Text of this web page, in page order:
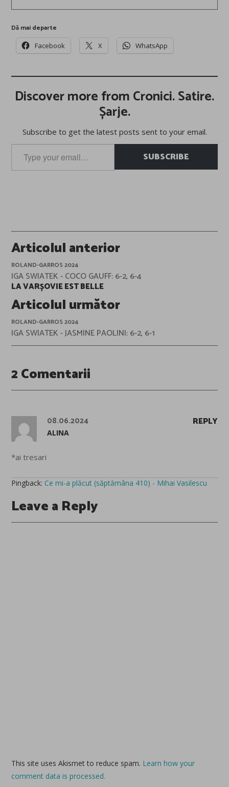
Dă mai departe
Facebook X WhatsApp
Discover more from Cronici. Satire.
Șarje.
Subscribe to get the latest posts sent to your email.
your
email…
SUBSCRIBE
Post
navigation
Articolul anterior
ROLAND-GARROS 2024
IGA SWIATEK - COCO GAUFF: 6-2, 6-4
LA VARȘOVIE EST BELLE
Articolul următor
ROLAND-GARROS 2024
IGA SWIATEK - JASMINE PAOLINI: 6-2, 6-1
2 Comentarii
REPLY
08.06.2024
ALINA
*ai tresari
Pingback: Ce mi-a plăcut (săptămâna 410) - Mihai Vasilescu
Leave a Reply
This site uses Akismet to reduce spam. Learn how your
comment data is processed.